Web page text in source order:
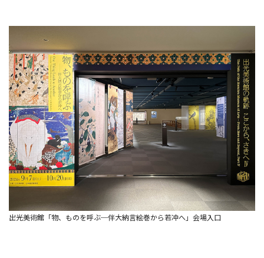
出光美術館「物、ものを呼ぶ─伴大納言絵巻から若冲へ」会場入口